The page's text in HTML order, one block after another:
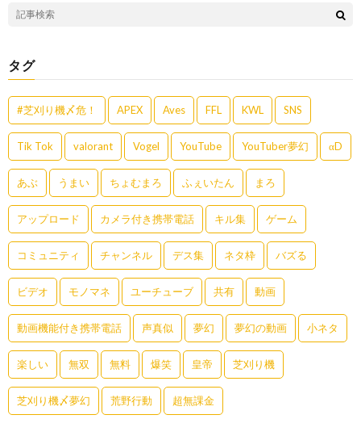
タグ
#芝刈り機〆危！ APEX Aves FFL KWL SNS
Tik Tok valorant Vogel YouTube YouTuber夢幻 αD
あぶ うまい ちょむまろ ふぇいたん まろ
アップロード カメラ付き携帯電話 キル集 ゲーム
コミュニティ チャンネル デス集 ネタ枠 バズる
ビデオ モノマネ ユーチューブ 共有 動画
動画機能付き携帯電話 声真似 夢幻 夢幻の動画 小ネタ
楽しい 無双 無料 爆笑 皇帝 芝刈り機
芝刈り機〆夢幻 荒野行動 超無課金